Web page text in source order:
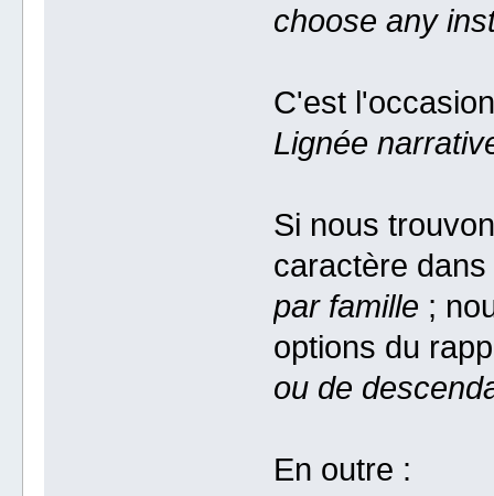
choose any
C'est
Lignée
Si nous
caractère
par famille ;
options du
ou de
En outre :